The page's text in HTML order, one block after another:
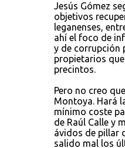
Jesús Gómez
objetivos
leganenses,
ahí el foco de
y de corrupción
propietarios
precintos.
Pero no creo
Montoya. Hará
mínimo coste
de Raúl Calle y
ávidos de pillar
salido mal los